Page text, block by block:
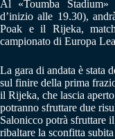
Al «Toumba
d’inizio alle 19.30),
Poak e il Rijeka,
campionato di Europa
La gara di andata è stata
sul finire della prima
il Rijeka, che lascia
potranno sfruttare due
Salonicco potrà sfruttare
ribaltare la sconfitta